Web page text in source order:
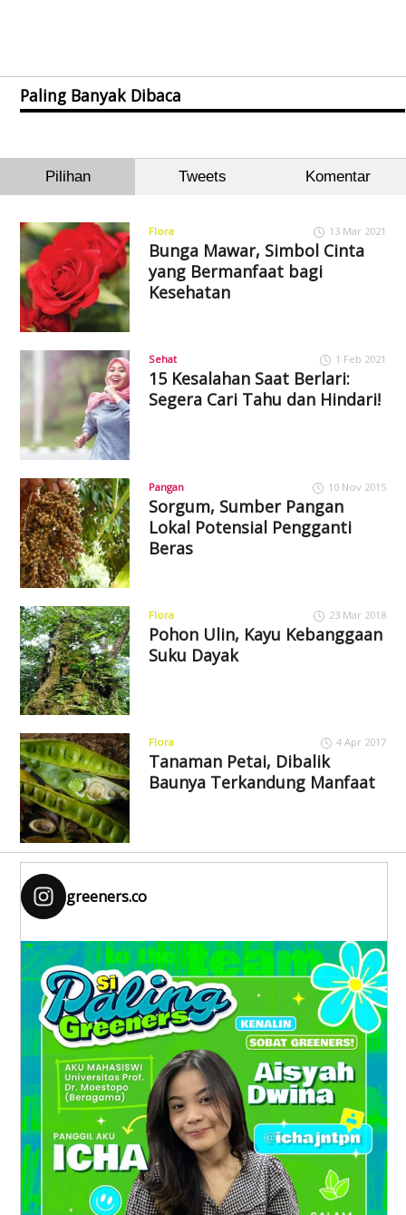
Paling Banyak Dibaca
Pilihan Tweets Komentar
Flora 13 Mar 2021
Bunga Mawar, Simbol Cinta
yang Bermanfaat bagi
Kesehatan
Sehat 1 Feb 2021
15 Kesalahan Saat Berlari:
Segera Cari Tahu dan Hindari!
Pangan 10 Nov 2015
Sorgum, Sumber Pangan
Lokal Potensial Pengganti
Beras
Flora 23 Mar 2018
Pohon Ulin, Kayu Kebanggaan
Suku Dayak
Flora 4 Apr 2017
Tanaman Petai, Dibalik
Baunya Terkandung Manfaat
greeners.co